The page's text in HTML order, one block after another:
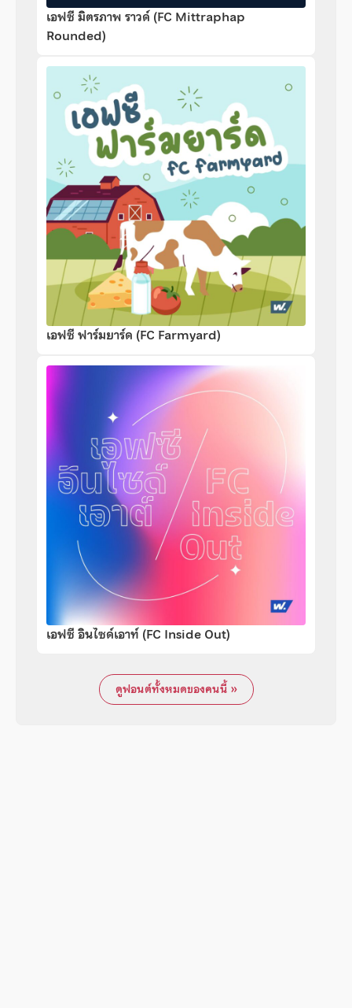
เอฟซี มิตรภาพ ราวด์ (FC Mittraphap
Rounded)
เอฟซี ฟาร์มยาร์ด (FC Farmyard)
เอฟซี อินไซด์เอาท์ (FC Inside Out)
ดูฟอนต์ทั้งหมดของคนนี้ »